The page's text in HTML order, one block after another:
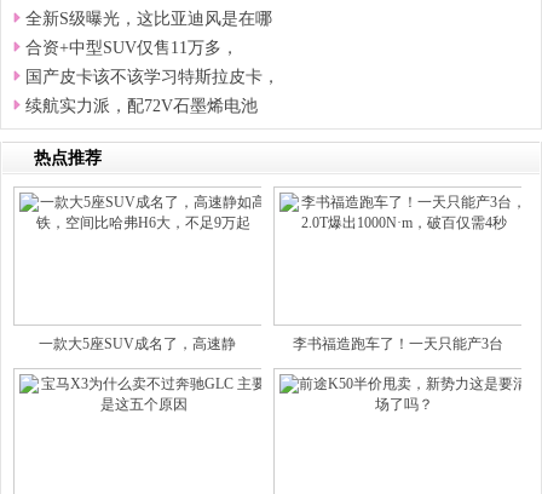
全新S级曝光，这比亚迪风是在哪
合资+中型SUV仅售11万多，
国产皮卡该不该学习特斯拉皮卡，
续航实力派，配72V石墨烯电池
热点推荐
一款大5座SUV成名了，高速静 李书福造跑车了！一天只能产3台